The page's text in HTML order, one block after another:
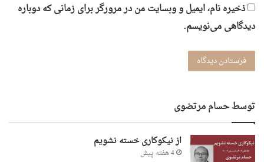
ذخیره نام، ایمیل و وبسایت من در مرورگر برای زمانی که دوباره
دیدگاهی می‌نویسم.
توسط حسام مرتضوی
از نیکوکاری خسته نشویم
4 هفته پیش